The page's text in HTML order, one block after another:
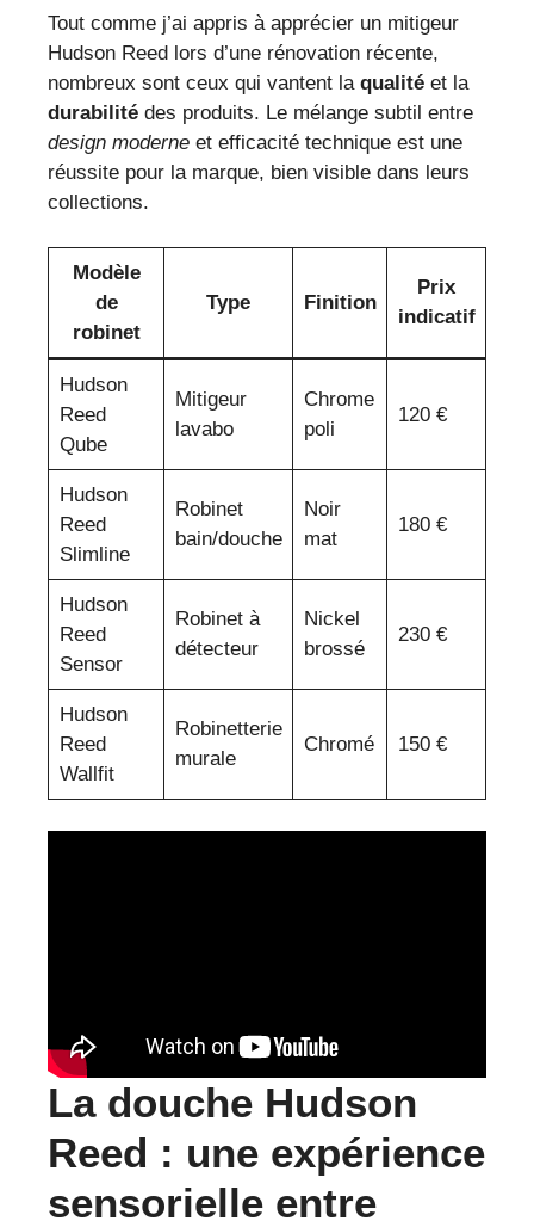
Tout comme j’ai appris à apprécier un mitigeur
Hudson Reed lors d’une rénovation récente,
nombreux sont ceux qui vantent la qualité et la
durabilité des produits. Le mélange subtil entre
design moderne et efficacité technique est une
réussite pour la marque, bien visible dans leurs
collections.
Modèle
de
robinet
Type Finition
Prix
indicatif
Hudson
Reed
Qube
Mitigeur
lavabo
Chrome
poli
120 €
Hudson
Reed
Slimline
Robinet
bain/douche
Noir
mat
180 €
Hudson
Reed
Sensor
Robinet à
détecteur
Nickel
brossé
230 €
Hudson
Reed
Wallfit
Robinetterie
murale
Chromé 150 €
La douche Hudson
Reed : une expérience
sensorielle entre